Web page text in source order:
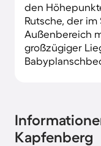
den
Rutsche, der
Außenbereich
großzügiger
Kapfenberg